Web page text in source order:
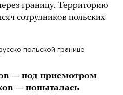
границу. Территорию
сотрудников польских
польской границе
— под присмотром
— попыталась